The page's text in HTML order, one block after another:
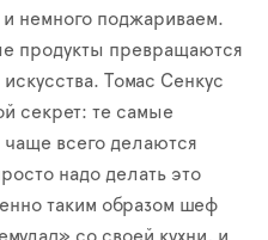
и немного поджариваем.
продукты превращаются
Томас Сенкус
секрет: те самые
чаще всего делаются
надо делать это
таким образом шеф